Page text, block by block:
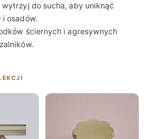
wytrzyj do sucha, aby uniknąć
i osadów.
ściernych i agresywnych